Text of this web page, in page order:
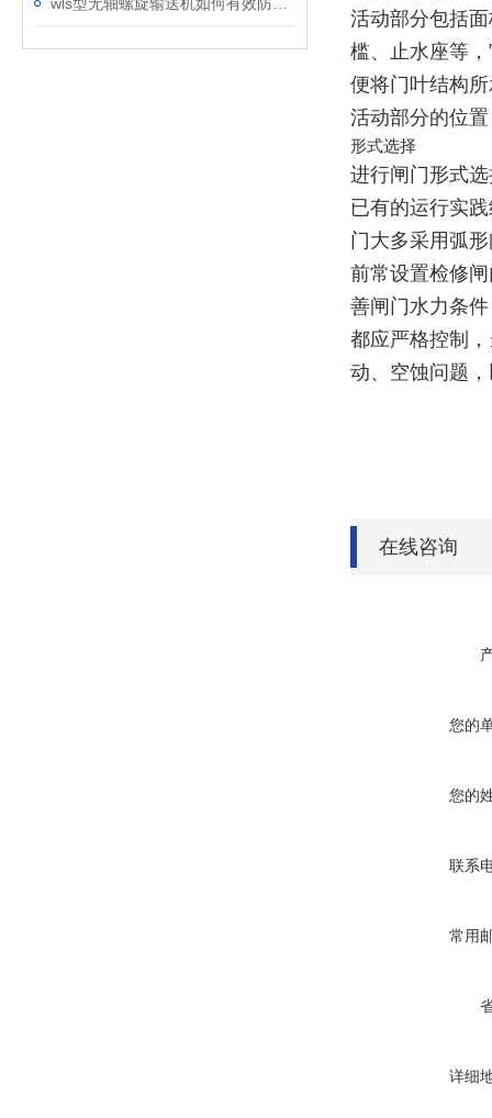
活动部分包括
槛、止水座等
便将门叶结构
活动部分的位
形式选择
进行闸门形式
已有的运行实
门大多采用弧
前常设置检修
善闸门水力条
都应严格控制
动、空蚀问题
在线咨询
您的
您的
联系
常用
详细